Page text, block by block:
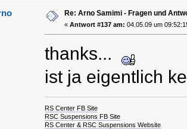
Re: Arno Samimi - Fragen und
« Antwort #137 am: 04.05.09 um
thanks...
ist ja eigentlich
RS Center FB Site
RSC Suspensions FB Site
RS Center & RSC Suspensions Website